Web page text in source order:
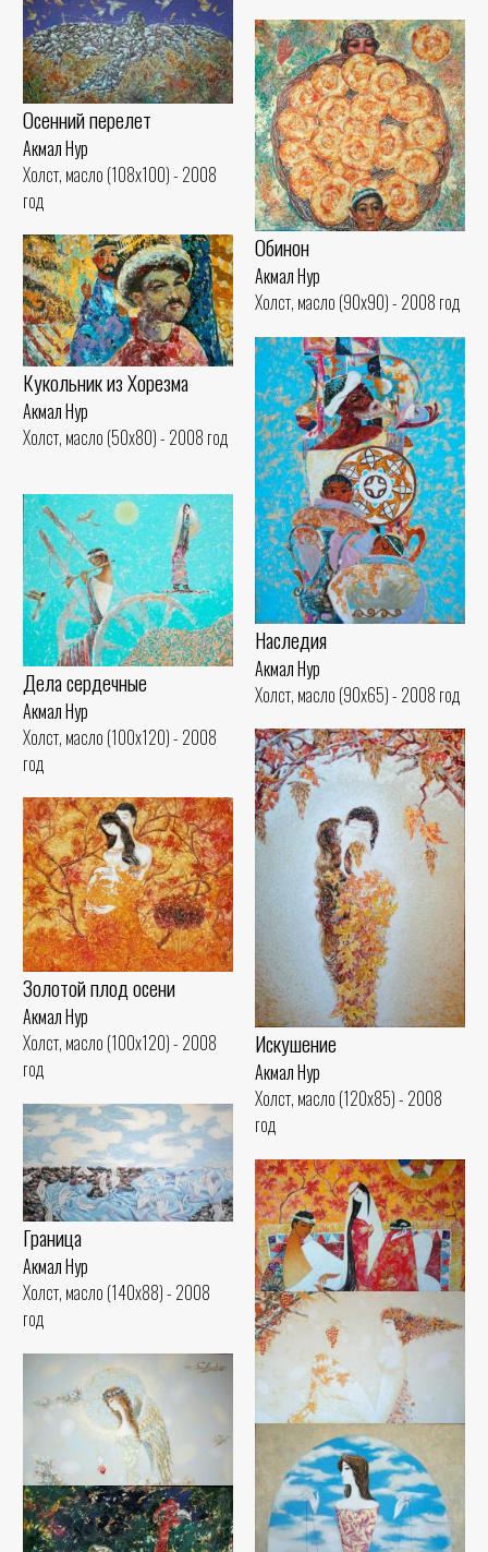
Осенний перелет
Акмал Нур
Холст, масло (108x100) - 2008
год
Обинон
Акмал Нур
Холст, масло (90x90) - 2008 год
Кукольник из Хорезма
Акмал Нур
Холст, масло (50x80) - 2008 год
Наследия
Акмал Нур
Холст, масло (90x65) - 2008 год
Дела сердечные
Акмал Нур
Холст, масло (100x120) - 2008
год
Искушение
Акмал Нур
Холст, масло (120x85) - 2008
год
Золотой плод осени
Акмал Нур
Холст, масло (100x120) - 2008
год
Граница
Акмал Нур
Холст, масло (140x88) - 2008
год
В восточном саду
Акмал Нур
Холст, масло (100x130) - 2008
год
Богиня
Акмал Нур
Холст, масло (90x105) - 2008